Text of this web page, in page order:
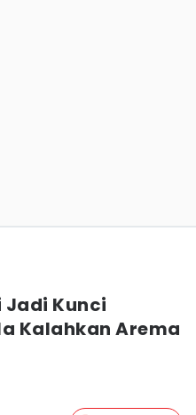
Kunci
Kalahkan Arema